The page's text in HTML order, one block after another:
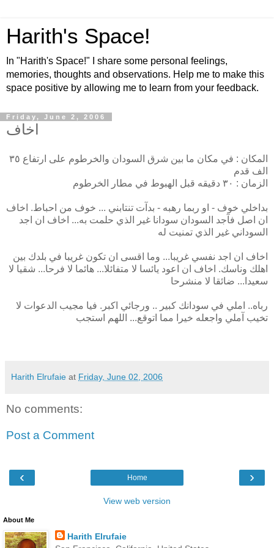
Harith's Space!
In "Harith's Space!" I share some personal feelings,
memories, thoughts and observations. Help me to make this
space positive by allowing me to learn from your feedback.
Friday, June 2, 2006
اخاف
المكان : في مكان ما بين شرق السودان والخرطوم على ارتفاع ٣٥
الف قدم
الزمان : ٣٠ دقيقه قبل الهبوط في مطار الخرطوم
بداخلي خوف - او ربما رهبه - بدآت تنتابني ... خوف من احباط. اخاف
ان اصل فآجد السودان سودانا غير الذي حلمت به... اخاف ان اجد
السوداني غير الذي تمنيت له
اخاف ان اجد نفسي غريبا... وما اقسى ان تكون غريبا في بلدك بين
اهلك وناسك. اخاف ان اعود يائسا لا متفائلا... هائما لا فرحا... شقيا لا
سعيدا... ضائقا لا منشرحا
رباه.. املي في سودانك كبير .. ورجائي اكبر. فيا مجيب الدعوات لا
تخيب آملي واجعله خيرا مما اتوقع... اللهم استجب
Harith Elrufaie at Friday, June 02, 2006
No comments:
Post a Comment
‹ ›
Home
View web version
About Me
Harith Elrufaie